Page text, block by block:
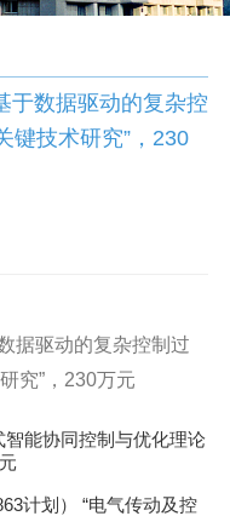
于数据驱动的复杂控
键技术研究”，230
据驱动的复杂控制过
究”，230万元
智能协同控制与优化理论
计划） “电气传动及控